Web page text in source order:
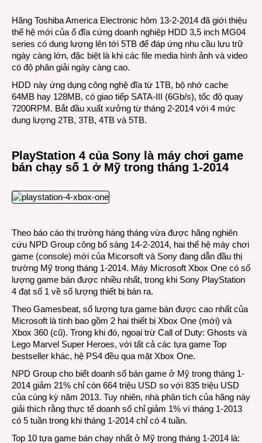
Hãng Toshiba America Electronic hôm 13-2-2014 đã giới thiệu
thế hệ mới của ổ đĩa cứng doanh nghiệp HDD 3,5 inch MG04
series có dung lượng lên tới 5TB để đáp ứng nhu cầu lưu trữ
ngày càng lớn, đặc biệt là khi các file media hình ảnh và video
có độ phân giải ngày càng cao.
HDD này ứng dụng công nghệ đĩa từ 1TB, bộ nhớ cache
64MB hay 128MB, có giao tiếp SATA-III (6Gb/s), tốc độ quay
7200RPM. Bắt đầu xuất xưởng từ tháng 2-2014 với 4 mức
dung lượng 2TB, 3TB, 4TB và 5TB.
PlayStation 4 của Sony là máy chơi game
bán chạy số 1 ở Mỹ trong tháng 1-2014
Theo báo cáo thị trường háng tháng vừa được hãng nghiên
cứu NPD Group công bố sáng 14-2-2014, hai thế hệ máy chơi
game (console) mới của Micorsoft và Sony đang dẫn đầu thị
trường Mỹ trong tháng 1-2014. Máy Microsoft Xbox One có số
lượng game bán được nhiều nhất, trong khi Sony PlayStation
4 đạt số 1 về số lượng thiết bị bán ra.
Theo Gamesbeat, số lượng tựa game bán được cao nhất của
Microsoft là tính bao gồm 2 hai thiết bị Xbox One (mới) và
Xbox 360 (cũ). Trong khi đó, ngoại trừ Call of Duty: Ghosts và
Lego Marvel Super Heroes, với tất cả các tựa game Top
bestseller khác, hệ PS4 đều qua mặt Xbox One.
NPD Group cho biết doanh số bán game ở Mỹ trong tháng 1-
2014 giảm 21% chỉ còn 664 triệu USD so với 835 triệu USD
của cùng kỳ năm 2013. Tuy nhiên, nhà phân tích của hãng này
giải thích rằng thực tế doanh số chỉ giảm 1% vì tháng 1-2013
có 5 tuần trong khi tháng 1-2014 chỉ có 4 tuần.
Top 10 tựa game bán chạy nhất ở Mỹ trong tháng 1-2014 là: